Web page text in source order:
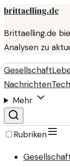
brittaelling.de
Brittaelling.de
Analysen zu
Gesellschaft
Nachrichten
Mehr
Rubriken